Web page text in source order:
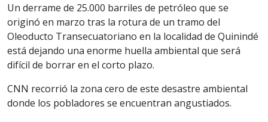
Un derrame de 25.000 barriles de petróleo que se
originó en marzo tras la rotura de un tramo del
Oleoducto Transecuatoriano en la localidad de Quinindé
está dejando una enorme huella ambiental que será
difícil de borrar en el corto plazo.
CNN recorrió la zona cero de este desastre ambiental
donde los pobladores se encuentran angustiados.